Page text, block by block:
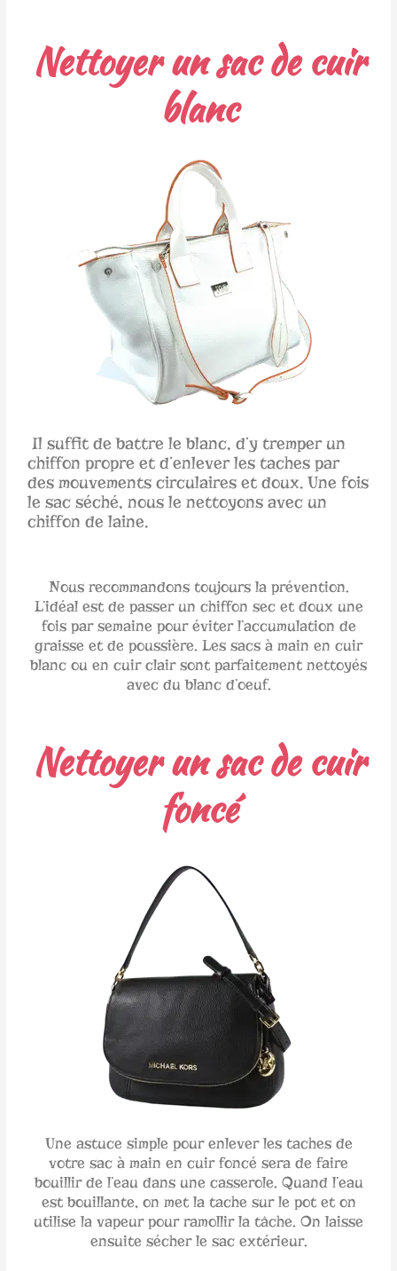
Nettoyer un sac de cuir
blanc
Il suffit de battre le blanc, d’y tremper un
chiffon propre et d’enlever les taches par
des mouvements circulaires et doux. Une fois
le sac séché, nous le nettoyons avec un
chiffon de laine.
Nous recommandons toujours la prévention.
L’idéal est de passer un chiffon sec et doux une
fois par semaine pour éviter l’accumulation de
graisse et de poussière. Les sacs à main en cuir
blanc ou en cuir clair sont parfaitement nettoyés
avec du blanc d’oeuf.
Nettoyer un sac de cuir
foncé
Une astuce simple pour enlever les taches de
votre sac à main en cuir foncé sera de faire
bouillir de l’eau dans une casserole. Quand l’eau
est bouillante, on met la tache sur le pot et on
utilise la vapeur pour ramollir la tâche. On laisse
ensuite sécher le sac extérieur.